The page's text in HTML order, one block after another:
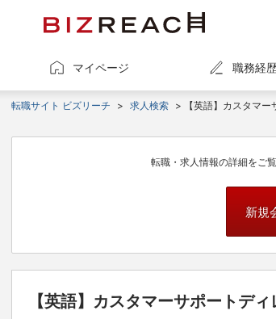
マイページ 職務経
転職サイト ビズリーチ > 求人検索 > 【英語】カスタマ
転職・求人情報の詳細をご
新規
【英語】カスタマーサポートデ